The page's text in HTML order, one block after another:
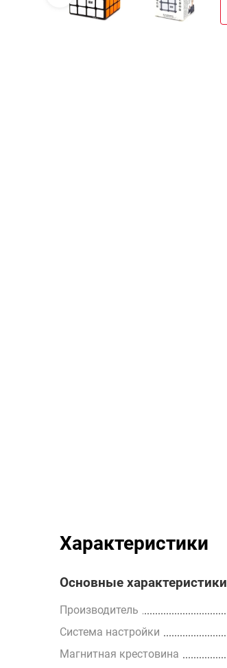
Характеристики
Основные характеристики
Производитель
Cистема настройки
Магнитная крестовина